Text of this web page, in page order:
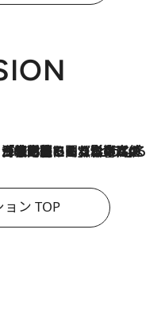
2026.8.3
「住宅建てられない…」「サーチャージ料の高値が続いている」ホルムズ海峡封鎖による影響はいつまで続く？《エネルギー専門家に聞く“どうなる日本の暮らし”》
ョン TOP